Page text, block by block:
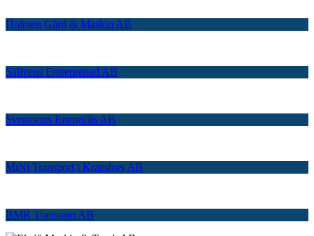
Holmen Gård & Maskin AB
Sällvens Entreprenad AB
Svenssons Energiflis AB
MiNi Transport i Kramfors AB
BMR Transport AB